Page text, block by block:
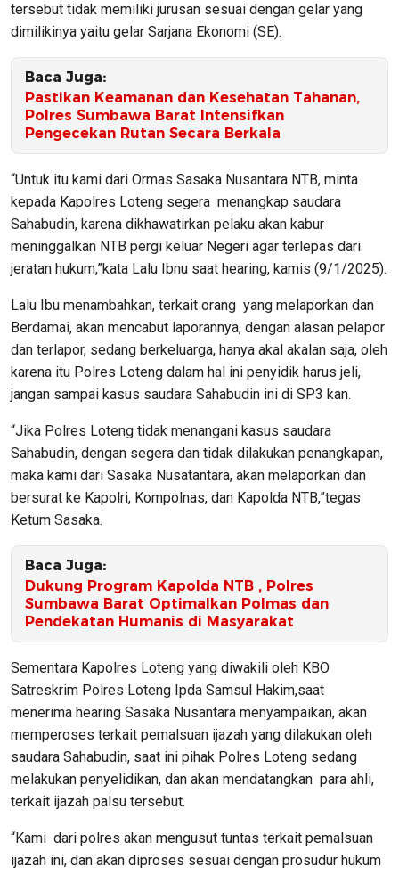
tersebut tidak memiliki jurusan sesuai dengan gelar yang
dimilikinya yaitu gelar Sarjana Ekonomi (SE).
Baca Juga:
Pastikan Keamanan dan Kesehatan Tahanan,
Polres Sumbawa Barat Intensifkan
Pengecekan Rutan Secara Berkala
“Untuk itu kami dari Ormas Sasaka Nusantara NTB, minta
kepada Kapolres Loteng segera menangkap saudara
Sahabudin, karena dikhawatirkan pelaku akan kabur
meninggalkan NTB pergi keluar Negeri agar terlepas dari
jeratan hukum,”kata Lalu Ibnu saat hearing, kamis (9/1/2025).
Lalu Ibu menambahkan, terkait orang yang melaporkan dan
Berdamai, akan mencabut laporannya, dengan alasan pelapor
dan terlapor, sedang berkeluarga, hanya akal akalan saja, oleh
karena itu Polres Loteng dalam hal ini penyidik harus jeli,
jangan sampai kasus saudara Sahabudin ini di SP3 kan.
“Jika Polres Loteng tidak menangani kasus saudara
Sahabudin, dengan segera dan tidak dilakukan penangkapan,
maka kami dari Sasaka Nusatantara, akan melaporkan dan
bersurat ke Kapolri, Kompolnas, dan Kapolda NTB,”tegas
Ketum Sasaka.
Baca Juga:
Dukung Program Kapolda NTB , Polres
Sumbawa Barat Optimalkan Polmas dan
Pendekatan Humanis di Masyarakat
Sementara Kapolres Loteng yang diwakili oleh KBO
Satreskrim Polres Loteng Ipda Samsul Hakim,saat
menerima hearing Sasaka Nusantara menyampaikan, akan
memperoses terkait pemalsuan ijazah yang dilakukan oleh
saudara Sahabudin, saat ini pihak Polres Loteng sedang
melakukan penyelidikan, dan akan mendatangkan para ahli,
terkait ijazah palsu tersebut.
“Kami dari polres akan mengusut tuntas terkait pemalsuan
ijazah ini, dan akan diproses sesuai dengan prosudur hukum